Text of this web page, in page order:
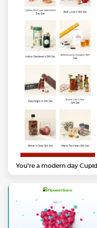
You’re a modern day Cupid